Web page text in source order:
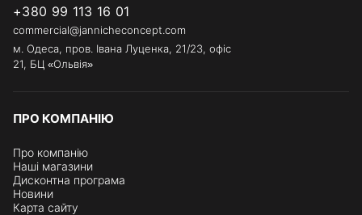
ПРО КОМПАНІЮ
Про компанію
Наші магазини
Дисконтна програма
Новини
Карта сайту
+380 99 113 16 01
commercial@jannicheconcept.com
м. Одеса, пров. Івана Луценка, 21/23, офіс
21, БЦ «Ольвія»